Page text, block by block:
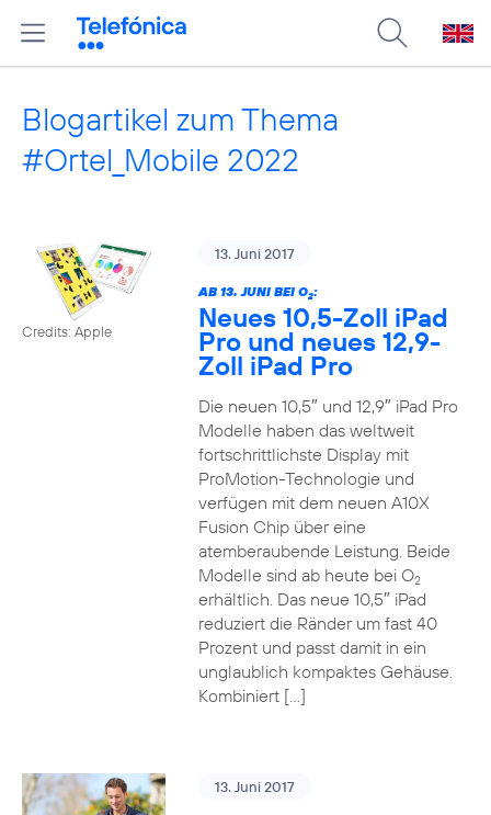
Blogartikel zum Thema
#Ortel_Mobile 2022
Credits: Apple
13. Juni 2017
AB 13. JUNI BEI O2:
Neues 10,5-Zoll iPad
Pro und neues 12,9-
Zoll iPad Pro
Die neuen 10,5″ und 12,9″ iPad Pro
Modelle haben das weltweit
fortschrittlichste Display mit
ProMotion-Technologie und
verfügen mit dem neuen A10X
Fusion Chip über eine
atemberaubende Leistung. Beide
Modelle sind ab heute bei O2
erhältlich. Das neue 10,5″ iPad
reduziert die Ränder um fast 40
Prozent und passt damit in ein
unglaublich kompaktes Gehäuse.
Kombiniert […]
13. Juni 2017